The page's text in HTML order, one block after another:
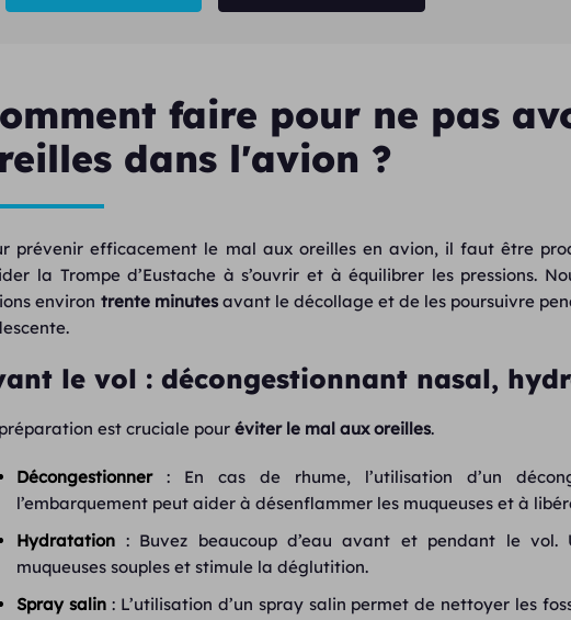
faire pour ne pas
dans l'avion ?
prévenir efficacement le mal aux oreilles en avion, il faut être
la Trompe d’Eustache à s’ouvrir et à équilibrer les pressions.
environ trente minutesavant le décollage et de les poursuivre
le vol : décongestionnant nasal,
est cruciale pouréviter le mal aux oreilles.
Décongestionner: En cas de rhume, l’utilisation d’un
l’embarquement peut aider à désenflammer les muqueuses et à
Hydratation : Buvez beaucoup d’eau avant et pendant le
muqueuses souples et stimule la déglutition.
Spray salin : L’utilisation d’un spray salin permet de nettoyer les